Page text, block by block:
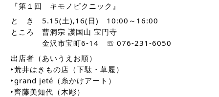
『第１回 キモノピクニック』
と き 5.15(土),16(日) 10:00～16:00
ところ 曹洞宗 護国山 宝円寺
金沢市宝町6-14 ☏ 076-231-6050
出店者（あいうえお順）
‣荒井はきもの店（下駄・草履）
‣grand jeté（糸かけアート）
‣齊藤美知代（木彫）